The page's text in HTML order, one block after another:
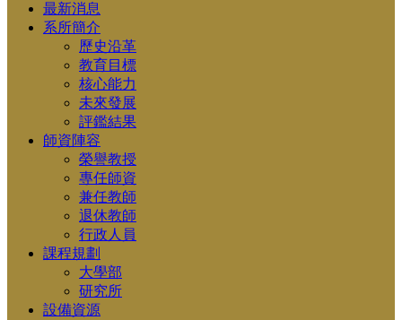
最新消息
系所簡介
歷史沿革
教育目標
核心能力
未來發展
評鑑結果
師資陣容
榮譽教授
專任師資
兼任教師
退休教師
行政人員
課程規劃
大學部
研究所
設備資源